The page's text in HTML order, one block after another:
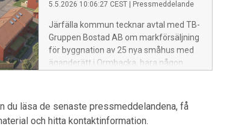
5.5.2026 10:06:27 CEST Pressmeddelande
Järfälla kommun tecknar avtal med TB-
Gruppen Bostad AB om markförsäljning
för byggnation av 25 nya småhus med
äganderätt i Ormbacka, bara någon
du läsa de senaste pressmeddelandena, få
och hitta kontaktinformation.